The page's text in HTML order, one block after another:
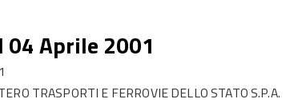
04 Aprile 2001
TRASPORTI E FERROVIE DELLO STATO S.P.A.